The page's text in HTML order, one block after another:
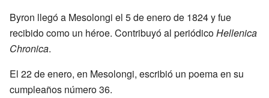
Byron llegó a Mesolongi el 5 de enero de 1824 y fue
recibido como un héroe. Contribuyó al periódicoHellenica
Chronica.
El 22 de enero, en Mesolongi, escribió un poema en su
cumpleaños número 36.